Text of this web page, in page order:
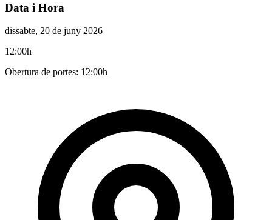
Data i Hora
dissabte, 20 de juny 2026
12:00h
Obertura de portes: 12:00h